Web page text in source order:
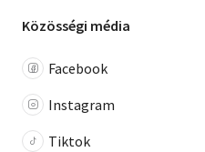
Közösségi média
Facebook
Instagram
Tiktok